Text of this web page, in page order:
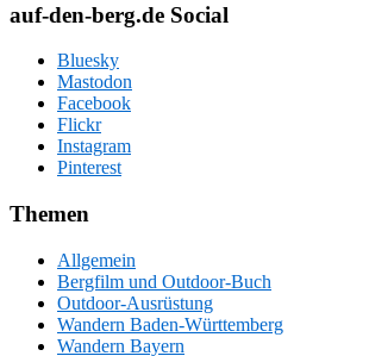
auf-den-berg.de Social
Bluesky
Mastodon
Facebook
Flickr
Instagram
Pinterest
Themen
Allgemein
Bergfilm und Outdoor-Buch
Outdoor-Ausrüstung
Wandern Baden-Württemberg
Wandern Bayern